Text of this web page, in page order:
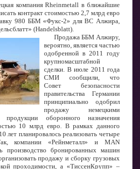
компания Rheinmetall в ближайшие
контракт стоимостью 2,7 млрд евро
980 ББМ «Фукс-2» для ВС Алжира,
(Handelsblatt).
Продажа ББМ Алжиру,
вероятно, является частью
одобренной в 2011 году
крупномасштабной
сделки. В июле 2011 года
СМИ сообщили, что
Совет безопасности
правительства Германии
принципиально одобрил
продажу немецкими
оборонного назначения
10 млрд евро. В рамках данного
лет планировалось реализовать четыре
компании «Рейнметалл» и MAN
производство бронированных машин
продажу и сборку грузовых
проходимости, а «ТиссенКрупп» –